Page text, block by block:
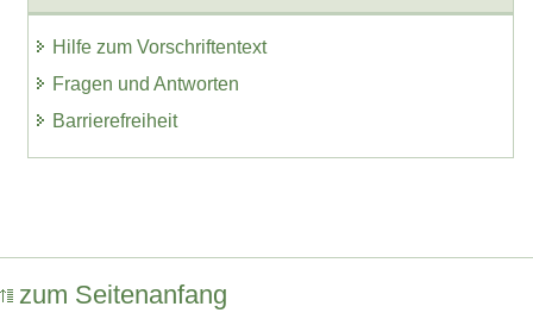
Hilfe zum Vorschriftentext
Fragen und Antworten
Barrierefreiheit
zum Seitenanfang